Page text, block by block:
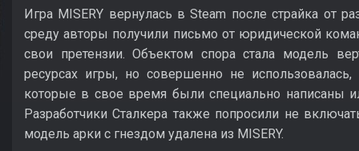
Игра MISERY вернулась в Steam после страйка от
среду авторы получили письмо от юридической
свои претензии. Объектом спора стала модель
ресурсах игры, но совершенно не
которые в свое время были специально написаны
Разработчики Сталкера также попросили не
модель арки с гнездом удалена из MISERY.